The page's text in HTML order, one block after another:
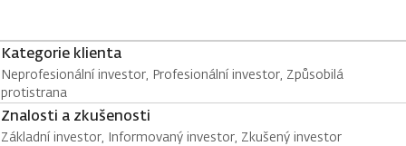
Kategorie klienta
Neprofesionální investor, Profesionální investor, Způsobilá
protistrana
Znalosti a zkušenosti
Základní investor, Informovaný investor, Zkušený investor